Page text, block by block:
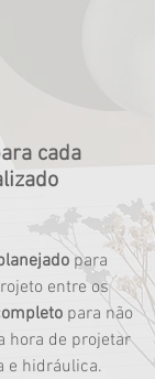
cada
para
entre os
para não
hora de projetar
e hidráulica.